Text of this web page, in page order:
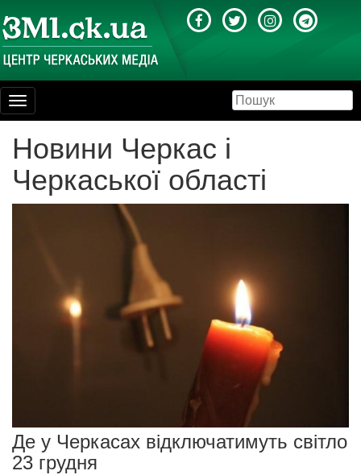
Toggle
navigation
Новини Черкас і
Черкаської області
Де у Черкасах відключатимуть світло
23 грудня